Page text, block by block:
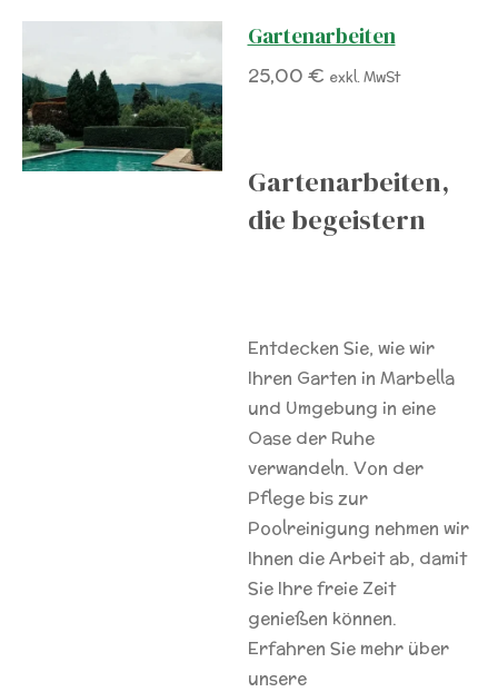
Gartenarbeiten
25,00 € exkl. MwSt
Gartenarbeiten,
die begeistern
Entdecken Sie, wie wir
Ihren Garten in Marbella
und Umgebung in eine
Oase der Ruhe
verwandeln. Von der
Pflege bis zur
Poolreinigung nehmen wir
Ihnen die Arbeit ab, damit
Sie Ihre freie Zeit
genießen können.
Erfahren Sie mehr über
unsere